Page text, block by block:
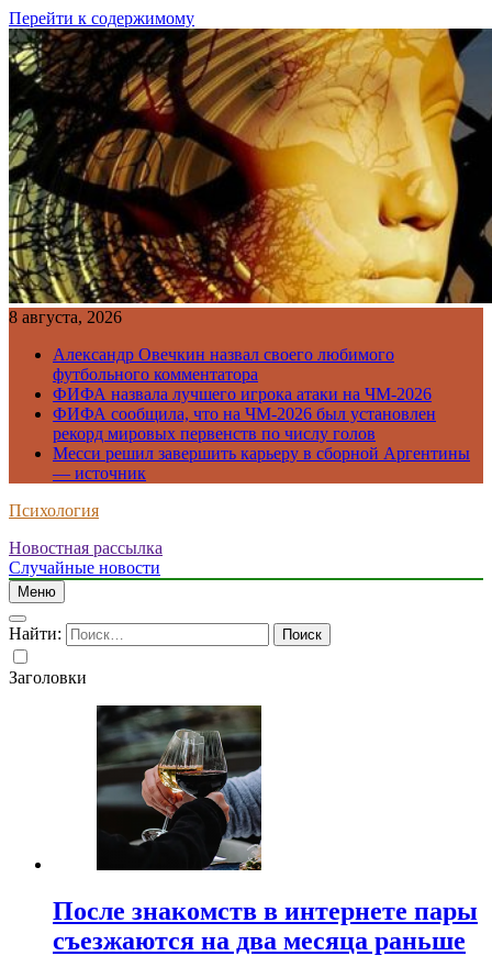
Перейти к содержимому
8 августа, 2026
Александр Овечкин назвал своего любимого
футбольного комментатора
ФИФА назвала лучшего игрока атаки на ЧМ-2026
ФИФА сообщила, что на ЧМ-2026 был установлен
рекорд мировых первенств по числу голов
Месси решил завершить карьеру в сборной Аргентины
— источник
Психология
Новостная рассылка
Случайные новости
Меню
Найти:
Заголовки
После знакомств в интернете пары
съезжаются на два месяца раньше